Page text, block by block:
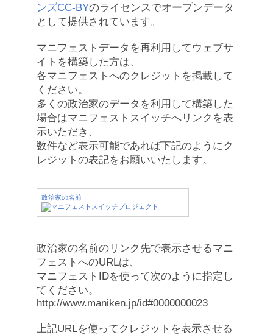
ンズCC-BYのライセンスでオープンデータ
として提供されています。
マニフェストデータを再利用してウェブサ
イトを構築した方は、
各マニフェストへのクレジットを掲載して
ください。
多くの政治家のデータを利用して構築した
場合はマニフェストスイッチへリンクを表
示いただき、
数件など表示可能であれば下記のようにク
レジットの表記をお願いいたします。
政治家の名前
政治家の名前のリンク先で表示させるマニ
フェストへのURLは、
マニフェストIDを使って次のように指定し
てください。
http://www.maniken.jp/id#0000000023
上記URLを使ってクレジットを表示させる